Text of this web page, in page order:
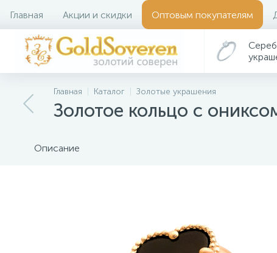
Главная Акции и скидки Оптовым покупателям
Главная Каталог Золотые украшения
Золотое кольцо с
Описание